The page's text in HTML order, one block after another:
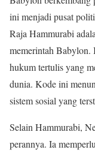
ini menjadi pusat
Raja Hammurabi
memerintah Babylon.
hukum tertulis yang
dunia. Kode ini
sistem sosial yang
Selain Hammurabi,
perannya. Ia